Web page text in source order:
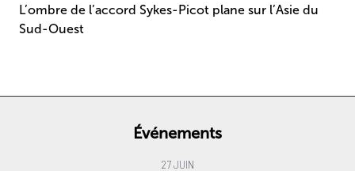
L’ombre de l’accord Sykes-Picot plane sur l’Asie du
Sud-Ouest
Événements
27 JUIN